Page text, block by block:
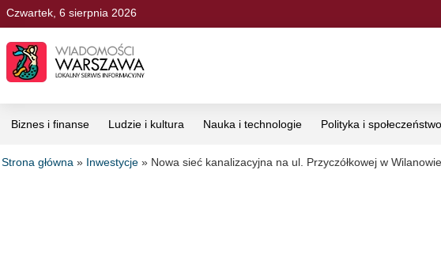
Czwartek, 6 sierpnia 2026
Biznes i finanse Ludzie i kultura Nauka i technologie Polityka i społeczeństwo
Strona główna » Inwestycje » Nowa sieć kanalizacyjna na ul. Przyczółkowej w